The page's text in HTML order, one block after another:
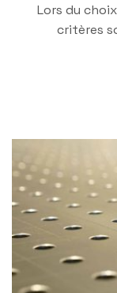
Lors du
critères